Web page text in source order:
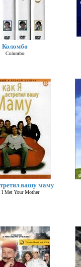
Коломбо
Columbo
вашу маму
I Met Your Mother